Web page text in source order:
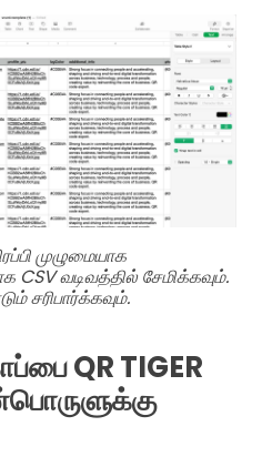
முழுமையாக
CSV வடிவத்தில் சேமிக்கவும்.
சரிபார்க்கவும்.
QR TIGER